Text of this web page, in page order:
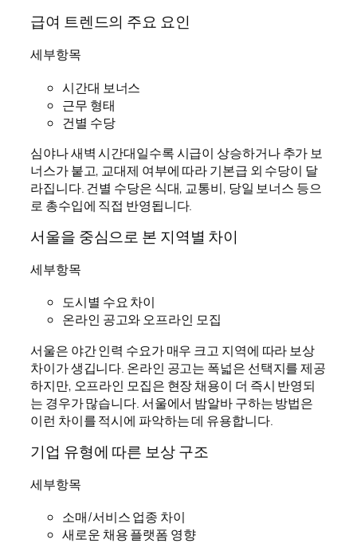
급여 트렌드의 주요 요인
세부항목
시간대 보너스
근무 형태
건별 수당
심야나 새벽 시간대일수록 시급이 상승하거나 추가 보
너스가 붙고, 교대제 여부에 따라 기본급 외 수당이 달
라집니다. 건별 수당은 식대, 교통비, 당일 보너스 등으
로 총수입에 직접 반영됩니다.
서울을 중심으로 본 지역별 차이
세부항목
도시별 수요 차이
온라인 공고와 오프라인 모집
서울은 야간 인력 수요가 매우 크고 지역에 따라 보상
차이가 생깁니다. 온라인 공고는 폭넓은 선택지를 제공
하지만, 오프라인 모집은 현장 채용이 더 즉시 반영되
는 경우가 많습니다. 서울에서 밤알바 구하는 방법은
이런 차이를 적시에 파악하는 데 유용합니다.
기업 유형에 따른 보상 구조
세부항목
소매/서비스 업종 차이
새로운 채용 플랫폼 영향